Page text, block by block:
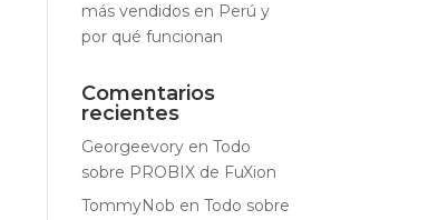
más vendidos en Perú y
por qué funcionan
Comentarios
recientes
Georgeevory enTodo
sobre PROBIX de FuXion
TommyNob enTodo sobre